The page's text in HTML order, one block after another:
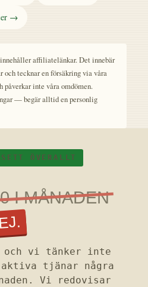
→
affiliatelänkar. Det innebär
tecknar en försäkring via våra
påverkar inte våra omdömen.
— begär alltid en personlig
ÖVERALLT
I MÅNADEN
vi tänker inte
tjänar några
Vi redovisar